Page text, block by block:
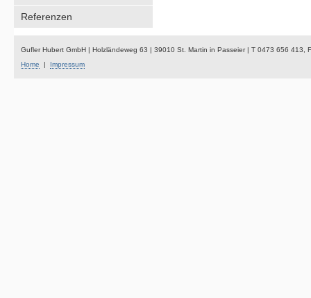
Referenzen
Gufler Hubert GmbH | Holzländeweg 63 | 39010 St. Martin in Passeier | T 0473 656 413,
Home | Impressum